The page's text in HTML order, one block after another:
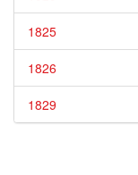
1825
1826
1829